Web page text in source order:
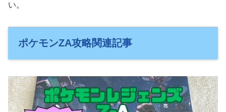
い。
ポケモンZA攻略関連記事